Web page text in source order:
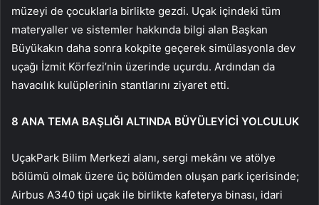
müzeyi de çocuklarla birlikte gezdi. Uçak içindeki tüm
materyaller ve sistemler hakkında bilgi alan Başkan
Büyükakın daha sonra kokpite geçerek simülasyonla dev
uçağı İzmit Körfezi’nin üzerinde uçurdu. Ardından da
havacılık kulüplerinin stantlarını ziyaret etti.
8 ANA TEMA BAŞLIĞI ALTINDA BÜYÜLEYİCİ YOLCULUK
UçakPark Bilim Merkezi alanı, sergi mekânı ve atölye
bölümü olmak üzere üç bölümden oluşan park içerisinde;
Airbus A340 tipi uçak ile birlikte kafeterya binası, idari